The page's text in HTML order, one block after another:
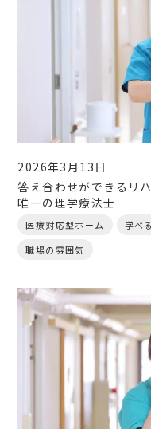
2026年3月13日
答え合わせができるリ
唯一の理学療法士
医療対応型ホーム 学べ
職場の雰囲気